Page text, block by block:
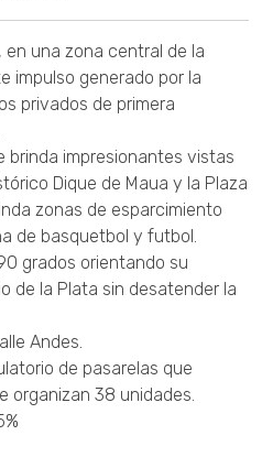
en una zona central de la
impulso generado por la
privados de primera
brinda impresionantes vistas
Dique de Maua y la Plaza
zonas de esparcimiento
de basquetbol y futbol.
grados orientando su
de la Plata sin desatender la
Andes.
de pasarelas que
organizan 38 unidades.